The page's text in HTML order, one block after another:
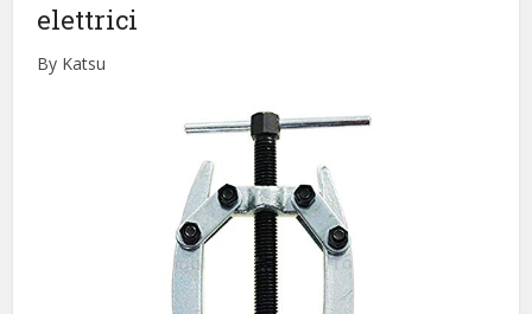
elettrici
By Katsu